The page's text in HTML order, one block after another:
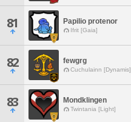
81 Papilio protenor
Ifrit [Gaia]
82 fewgrg
Cuchulainn [Dynamis]
83 Mondklingen
Twintania [Light]